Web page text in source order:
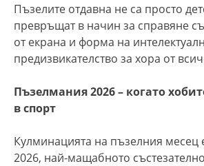
Пъзелите отдавна не са просто
превръщат в начин за справяне
от екрана и форма на
предизвикателство за хора от
Пъзелмания 2026 – когато
в спорт
Кулминацията на пъзелния
2026, най-мащабното